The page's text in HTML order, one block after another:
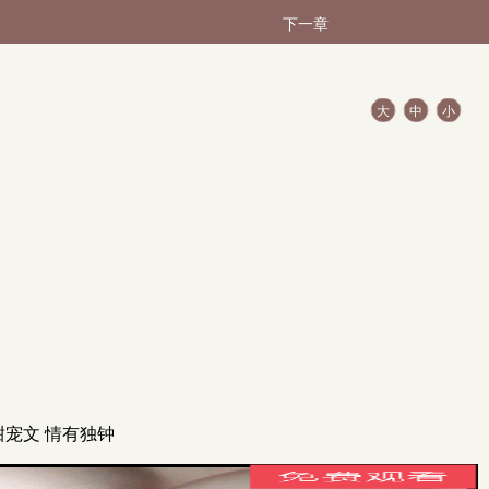
下一章
大 中 小
宠文 情有独钟